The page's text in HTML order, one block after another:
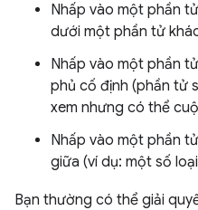
Nhấp vào một phần
dưới một phần tử
Nhấp vào một phần
phủ cố định (phần tử
xem nhưng có thể
Nhấp vào một phần
giữa (ví dụ: một số
Bạn thường có thể giải